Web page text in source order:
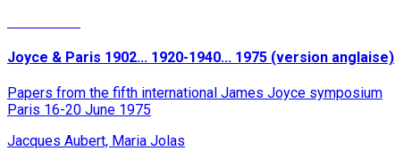
Joyce & Paris 1902... 1920-1940... 1975 (version anglaise)
Papers from the fifth international James Joyce symposium
Paris 16-20 June 1975
Jacques Aubert, Maria Jolas